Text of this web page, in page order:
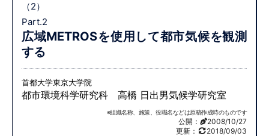
（2）
Part.2
広域METROSを使用して都市気候を観測
する
首都大学東京大学院
都市環境科学研究科 高橋 日出男気候学研究室
※組織名称、施策、役職名などは原稿作成時のものです
公開：
2008/10/27
更新：
2018/09/03